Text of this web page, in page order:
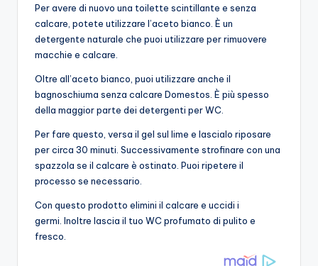
Per avere di nuovo una toilette scintillante e senza
calcare, potete utilizzare l’aceto bianco. È un
detergente naturale che puoi utilizzare per rimuovere
macchie e calcare.
Oltre all’aceto bianco, puoi utilizzare anche il
bagnoschiuma senza calcare Domestos. È più spesso
della maggior parte dei detergenti per WC.
Per fare questo, versa il gel sul lime e lascialo riposare
per circa 30 minuti. Successivamente strofinare con una
spazzola se il calcare è ostinato. Puoi ripetere il
processo se necessario.
Con questo prodotto elimini il calcare e uccidi i
germi. Inoltre lascia il tuo WC profumato di pulito e
fresco.